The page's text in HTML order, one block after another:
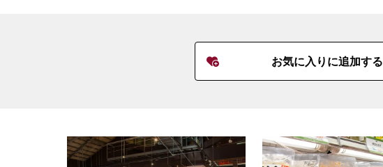
お気に入りに追加する